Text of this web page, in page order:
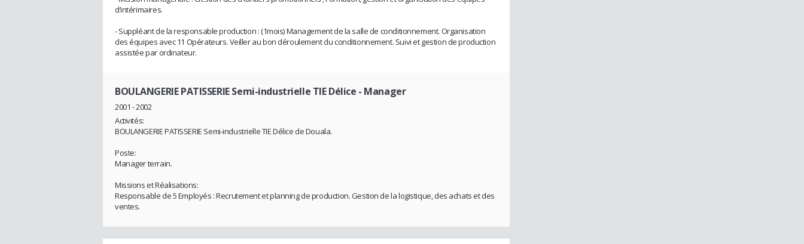
d’intérimaires.
- Suppléant de la responsable production : (1mois) Management de la salle de conditionnement. Organisation
des équipes avec 11 Opérateurs. Veiller au bon déroulement du conditionnement. Suivi et gestion de production
assistée par ordinateur.
BOULANGERIE PATISSERIE Semi-industrielle TIE Délice - Manager
2001 - 2002
Activités:
BOULANGERIE PATISSERIE Semi-industrielle TIE Délice de Douala.
Poste:
Manager terrain.
Missions et Réalisations:
Responsable de 5 Employés : Recrutement et planning de production. Gestion de la logistique, des achats et des
ventes.